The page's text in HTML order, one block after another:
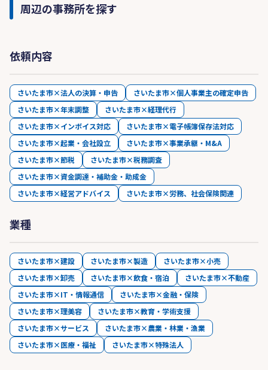
周辺の事務所を探す
依頼内容
さいたま市×法人の決算・申告
さいたま市×個人事業主の確定申告
さいたま市×年末調整
さいたま市×経理代行
さいたま市×インボイス対応
さいたま市×電子帳簿保存法対応
さいたま市×起業・会社設立
さいたま市×事業承継・M&A
さいたま市×節税
さいたま市×税務調査
さいたま市×資金調達・補助金・助成金
さいたま市×経営アドバイス
さいたま市×労務、社会保険関連
業種
さいたま市×建設 さいたま市×製造
さいたま市×小売
さいたま市×卸売
さいたま市×飲食・宿泊
さいたま市×不動産
さいたま市×IT・情報通信
さいたま市×金融・保険
さいたま市×理美容
さいたま市×教育・学術支援
さいたま市×サービス
さいたま市×農業・林業・漁業
さいたま市×医療・福祉
さいたま市×特殊法人